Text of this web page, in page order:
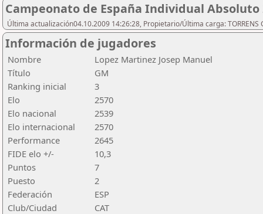
Campeonato de España Individual Absoluto
Última actualización04.10.2009 14:26:28, Propietario/Última carga: TORRENS
Información de jugadores
Nombre
Lopez Martinez Josep Manuel
Título
GM
Ranking inicial
3
Elo
2570
Elo nacional
2539
Elo internacional
2570
Performance
2645
FIDE elo +/-
10,3
Puntos
7
Puesto
2
Federación
ESP
Club/Ciudad
CAT